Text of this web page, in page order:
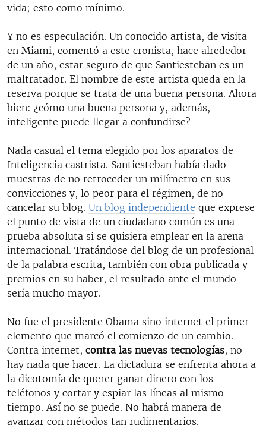
vida; esto como mínimo.
Y no es especulación. Un conocido artista, de visita
en Miami, comentó a este cronista, hace alrededor
de un año, estar seguro de que Santiesteban es un
maltratador. El nombre de este artista queda en la
reserva porque se trata de una buena persona. Ahora
bien: ¿cómo una buena persona y, además,
inteligente puede llegar a confundirse?
Nada casual el tema elegido por los aparatos de
Inteligencia castrista. Santiesteban había dado
muestras de no retroceder un milímetro en sus
convicciones y, lo peor para el régimen, de no
cancelar su blog. Un blog independiente que exprese
el punto de vista de un ciudadano común es una
prueba absoluta si se quisiera emplear en la arena
internacional. Tratándose del blog de un profesional
de la palabra escrita, también con obra publicada y
premios en su haber, el resultado ante el mundo
sería mucho mayor.
No fue el presidente Obama sino internet el primer
elemento que marcó el comienzo de un cambio.
Contra internet, contra las nuevas tecnologías, no
hay nada que hacer. La dictadura se enfrenta ahora a
la dicotomía de querer ganar dinero con los
teléfonos y cortar y espiar las líneas al mismo
tiempo. Así no se puede. No habrá manera de
avanzar con métodos tan rudimentarios.